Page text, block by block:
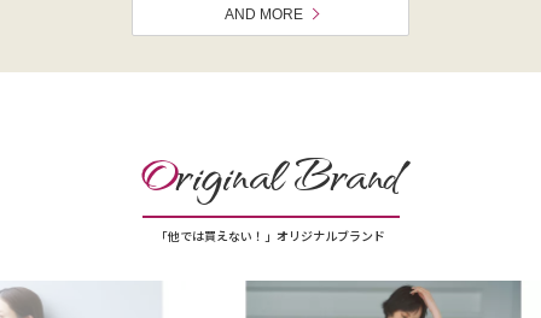
AND MORE
Original Brand
「他では買えない！」オリジナルブランド